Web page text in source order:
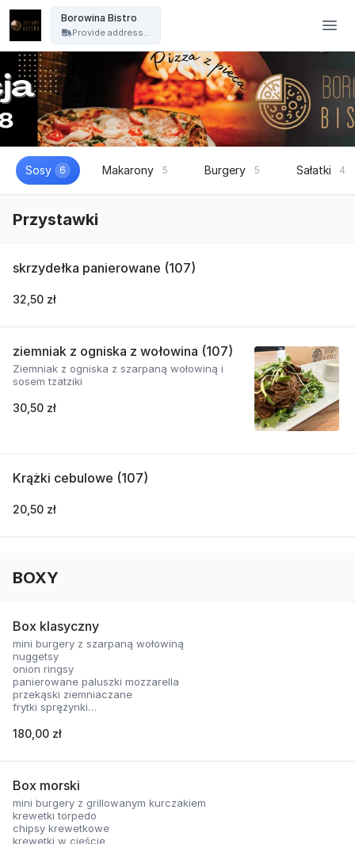
Borowina Bistro
Provide address...
Sosy 6 Makarony 5 Burgery 5 Sałatki 4
Przystawki
skrzydełka panierowane (107)
32,50 zł
ziemniak z ogniska z wołowina (107)
Ziemniak z ogniska z szarpaną wołowiną i
sosem tzatziki
30,50 zł
Krążki cebulowe (107)
20,50 zł
BOXY
Box klasyczny
mini burgery z szarpaną wołowiną
nuggetsy
onion ringsy
panierowane paluszki mozzarella
przekąski ziemniaczane
frytki sprężynki
skrzydełka panierowane
180,00 zł
Box morski
mini burgery z grillowanym kurczakiem
krewetki torpedo
chipsy krewetkowe
krewetki w cieście